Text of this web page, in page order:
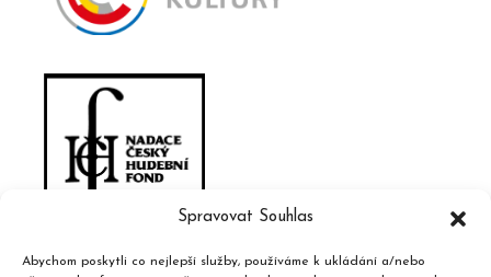
Spravovat Souhlas
Abychom poskytli co nejlepší služby, používáme k ukládání a/nebo